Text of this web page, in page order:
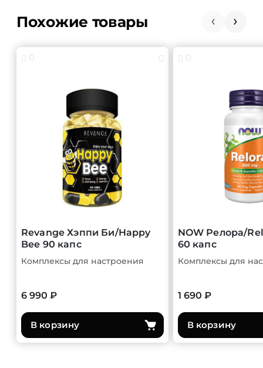
Похожие товары
0
Revange Хэппи Би/Happy
Bee 90 капс
Комплексы для настроения
6 990 ₽
В корзину
0
NOW Релора/
60 капс
Комплексы для
1 690 ₽
В корзину